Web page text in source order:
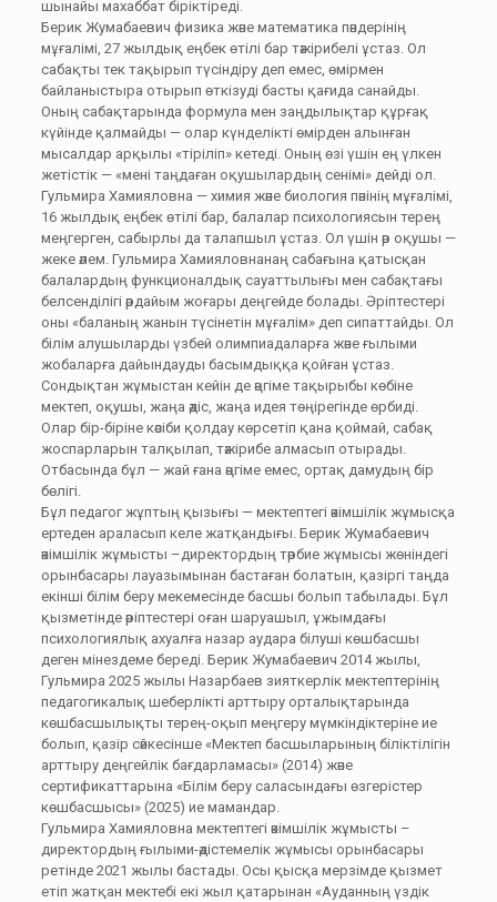
шынайы махаббат біріктіреді.
Берик Жумабаевич физика және математика пәндерінің
мұғалімі, 27 жылдық еңбек өтілі бар тәжірибелі ұстаз. Ол
сабақты тек тақырып түсіндіру деп емес, өмірмен
байланыстыра отырып өткізуді басты қағида санайды.
Оның сабақтарында формула мен заңдылықтар құрғақ
күйінде қалмайды — олар күнделікті өмірден алынған
мысалдар арқылы «тіріліп» кетеді. Оның өзі үшін ең үлкен
жетістік — «мені таңдаған оқушылардың сенімі» дейді ол.
Гульмира Хамияловна — химия және биология пәнінің мұғалімі,
16 жылдық еңбек өтілі бар, балалар психологиясын терең
меңгерген, сабырлы да талапшыл ұстаз. Ол үшін әр оқушы —
жеке әлем. Гульмира Хамияловнанаң сабағына қатысқан
балалардың функционалдық сауаттылығы мен сабақтағы
белсенділігі әрдайым жоғары деңгейде болады. Әріптестері
оны «баланың жанын түсінетін мұғалім» деп сипаттайды. Ол
білім алушыларды үзбей олимпиадаларға және ғылыми
жобаларға дайындауды басымдыққа қойған ұстаз.
Сондықтан жұмыстан кейін де әңгіме тақырыбы көбіне
мектеп, оқушы, жаңа әдіс, жаңа идея төңірегінде өрбиді.
Олар бір-біріне кәсіби қолдау көрсетіп қана қоймай, сабақ
жоспарларын талқылап, тәжірибе алмасып отырады.
Отбасында бұл — жай ғана әңгіме емес, ортақ дамудың бір
бөлігі.
Бұл педагог жұптың қызығы — мектептегі әкімшілік жұмысқа
ертеден араласып келе жатқандығы. Берик Жумабаевич
әкімшілік жұмысты –директордың тәрбие жұмысы жөніндегі
орынбасары лауазымынан бастаған болатын, қазіргі таңда
екінші білім беру мекемесінде басшы болып табылады. Бұл
қызметінде әріптестері оған шаруашыл, ұжымдағы
психологиялық ахуалға назар аудара білуші көшбасшы
деген мінездеме береді. Берик Жумабаевич 2014 жылы,
Гульмира 2025 жылы Назарбаев зияткерлік мектептерінің
педагогикалық шеберлікті арттыру орталықтарында
көшбасшылықты терең-оқып меңгеру мүмкіндіктеріне ие
болып, қазір сәйкесінше «Мектеп басшыларының біліктілігін
арттыру деңгейлік бағдарламасы» (2014) және
сертификаттарына «Білім беру саласындағы өзгерістер
көшбасшысы» (2025) ие мамандар.
Гульмира Хамияловна мектептегі әкімшілік жұмысты –
директордың ғылыми-әдістемелік жұмысы орынбасары
ретінде 2021 жылы бастады. Осы қысқа мерзімде қызмет
етіп жатқан мектебі екі жыл қатарынан «Ауданның үздік